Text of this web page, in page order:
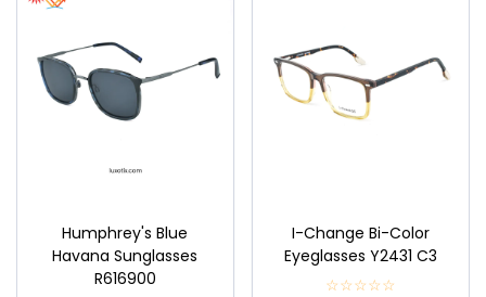
Humphrey's Blue
Havana Sunglasses
R616900
I-Change Bi-Color
Eyeglasses Y2431 C3
☆☆☆☆☆
★